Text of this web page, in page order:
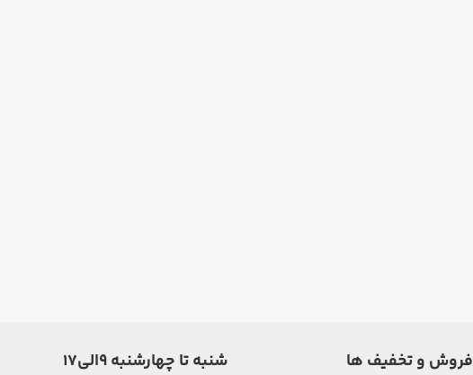
فروش و تخفیف ها شنبه تا چهارشنبه ۹الی۱۷